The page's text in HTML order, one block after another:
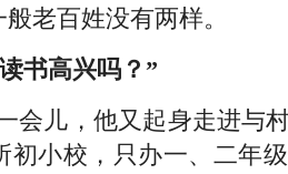
老百姓没有两样。
书高兴吗？”
会儿，他又起身走进与
初小校，只办一、二年